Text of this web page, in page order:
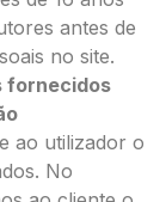
antes de
no site.
fornecidos
ao utilizador o
No